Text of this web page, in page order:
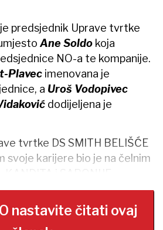
predsjednik Uprave tvrtke
Ane Soldo koja
NO-a te kompanije.
Plavec imenovana je
a Uroš Vodopivec
dodijeljena je
tvrtke DS SMITH BELIŠĆE
svoje karijere bio je na čelnim
nastavite čitati ovaj